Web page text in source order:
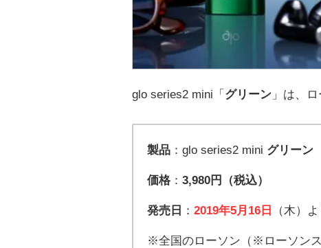
glo series2 mini「 グリーン 」は、
製品 ：glo series2 mini グリーン
価格 ： 3,980円（税込）
発売日 ： 2019年5月16日 （木）
※全国のローソン（※ローソンス